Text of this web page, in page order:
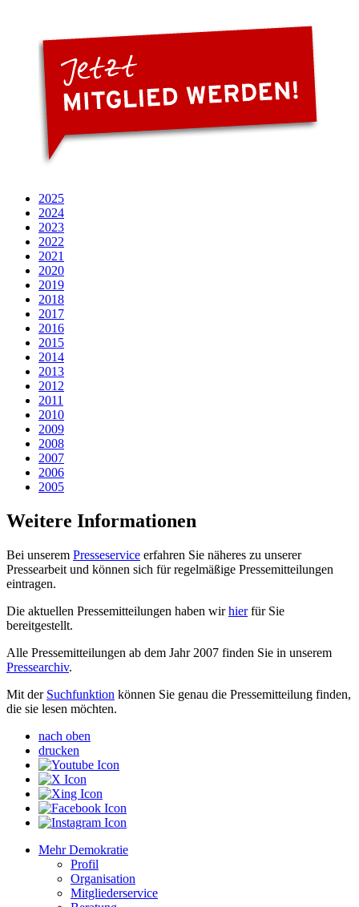
2025
2024
2023
2022
2021
2020
2019
2018
2017
2016
2015
2014
2013
2012
2011
2010
2009
2008
2007
2006
2005
Weitere Informationen
Bei unserem Presseservice erfahren Sie näheres zu unserer
Pressearbeit und können sich für regelmäßige Pressemitteilungen
eintragen.
Die aktuellen Pressemitteilungen haben wirhierfür Sie
bereitgestellt.
Alle Pressemitteilungen ab dem Jahr 2007 finden Sie in unserem
Pressearchiv.
Mit der Suchfunktion können Sie genau die Pressemitteilung finden,
die sie lesen möchten.
nach oben
drucken
Mehr Demokratie
Profil
Organisation
Mitgliederservice